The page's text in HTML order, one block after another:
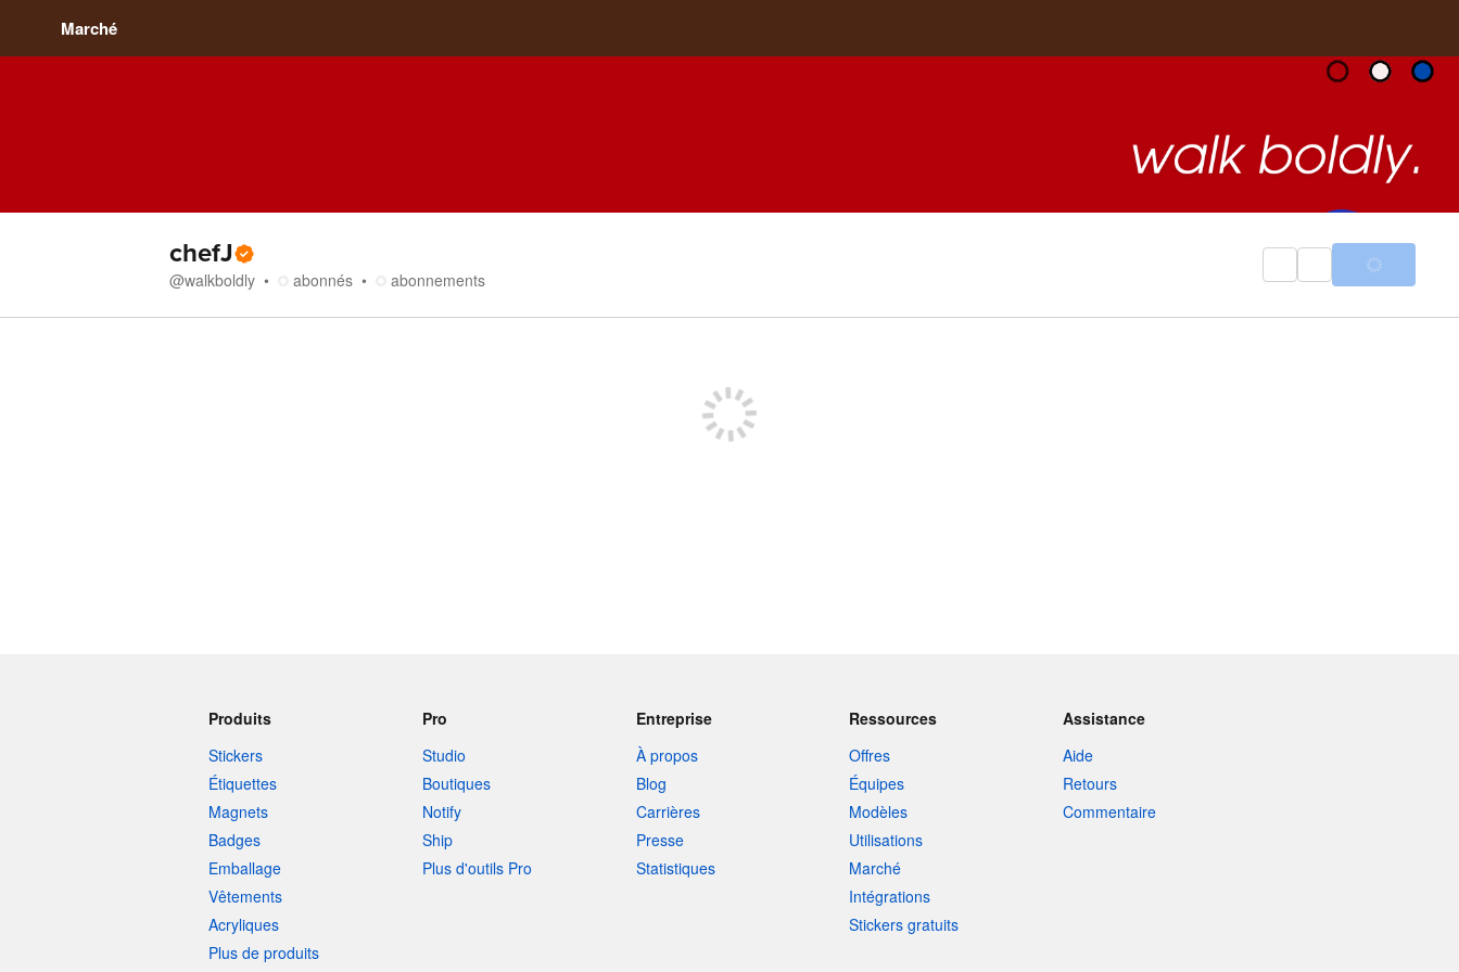
Marché
chefJ
@walkboldly abonnés abonnements
Produits
Stickers
Étiquettes
Magnets
Badges
Emballage
Vêtements
Acryliques
Plus de produits
Pro
Studio
Boutiques
Notify
Ship
Plus d'outils Pro
Entreprise
À propos
Blog
Carrières
Presse
Statistiques
Ressources
Offres
Équipes
Modèles
Utilisations
Marché
Intégrations
Stickers gratuits
Assistance
Aide
Retours
Commentaire